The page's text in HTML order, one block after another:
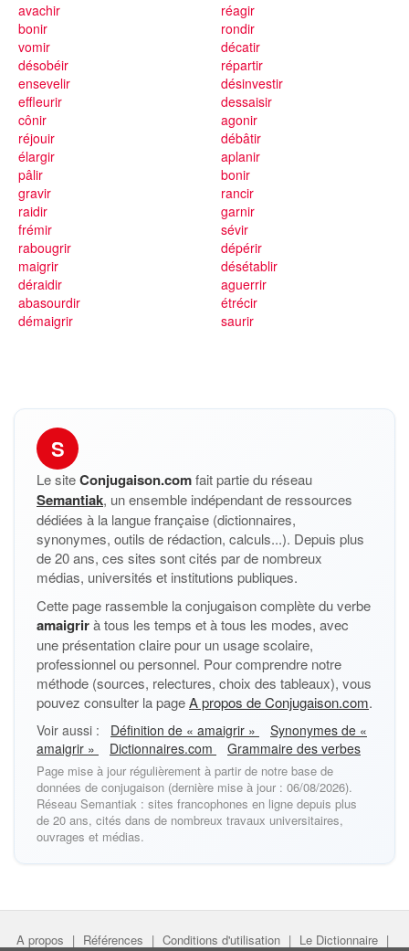
avachir
bonir
vomir
désobéir
ensevelir
effleurir
cônir
réjouir
élargir
réagir
rondir
décatir
répartir
désinvestir
dessaisir
agonir
débâtir
aplanir
pâlir
gravir
raidir
frémir
rabougrir
maigrir
déraidir
abasourdir
démaigrir
bonir
rancir
garnir
sévir
dépérir
désétablir
aguerrir
étrécir
saurir
S
Le siteConjugaison.comfait partie du réseau
Semantiak, un ensemble indépendant de ressources
dédiées à la langue française (dictionnaires,
synonymes, outils de rédaction, calculs...). Depuis plus
de 20 ans, ces sites sont cités par de nombreux
médias, universités et institutions publiques.
Cette page rassemble la conjugaison complète du verbe
amaigrirà tous les temps et à tous les modes, avec
une présentation claire pour un usage scolaire,
professionnel ou personnel. Pour comprendre notre
méthode (sources, relectures, choix des tableaux), vous
pouvez consulter la pageA propos de Conjugaison.com.
Voir aussi : Définition de « amaigrir »
Synonymes de «
amaigrir »
Dictionnaires.com Grammaire des verbes
Page mise à jour régulièrement à partir de notre base de
données de conjugaison (dernière mise à jour : 06/08/2026).
Réseau Semantiak : sites francophones en ligne depuis plus
de 20 ans, cités dans de nombreux travaux universitaires,
ouvrages et médias.
A propos | Références | Conditions d'utilisation | Le Dictionnaire |